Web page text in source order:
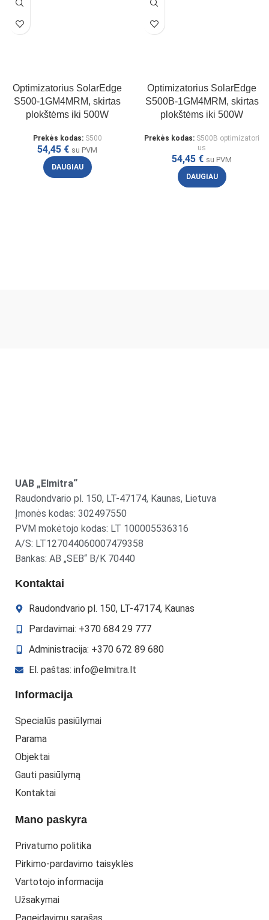
Optimizatorius SolarEdge
S500-1GM4MRM, skirtas
plokštėms iki 500W
Prekės kodas: S500
54,45 € su PVM
DAUGIAU
Optimizatorius SolarEdge
S500B-1GM4MRM, skirtas
plokštėms iki 500W
Prekės kodas: S500B optimizatori
us
54,45 € su PVM
DAUGIAU
UAB „Elmitra“
Raudondvario pl. 150, LT-47174, Kaunas, Lietuva
Įmonės kodas: 302497550
PVM mokėtojo kodas: LT 100005536316
A/S: LT127044060007479358
Bankas: AB „SEB“ B/K 70440
Kontaktai
Raudondvario pl. 150, LT-47174, Kaunas
Pardavimai: +370 684 29 777
Administracija: +370 672 89 680
El. paštas: info@elmitra.lt
Informacija
Specialūs pasiūlymai
Parama
Objektai
Gauti pasiūlymą
Kontaktai
Mano paskyra
Privatumo politika
Pirkimo-pardavimo taisyklės
Vartotojo informacija
Užsakymai